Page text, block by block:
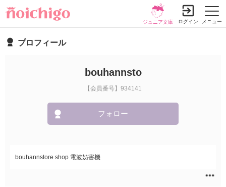
メニュー
ジュニア文庫 ログイン
プロフィール
bouhannsto
【会員番号】934141
フォロー
bouhannstore shop 電波妨害機